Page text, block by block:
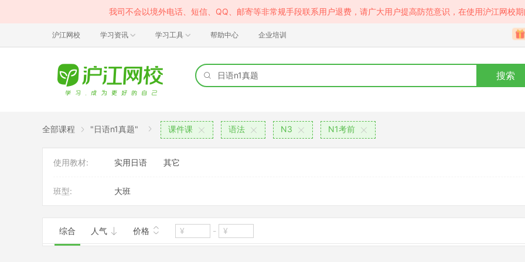
我司不会以境外电话、短信、QQ、邮寄等非常规手段联系用户退费，请广大用户提高防范意识，在使用沪江网校
沪江网校 学习资讯 学习工具 帮助中心 企业培训
搜索
全部课程 "日语n1真题" 课件课 语法 N3 N1考前
使用教材: 实用日语 其它
班型: 大班
综合 人气 价格 -